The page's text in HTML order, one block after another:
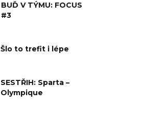
BUĎ V TÝMU: FOCUS
#3
Šlo to trefit i lépe
SESTŘIH: Sparta –
Olympique